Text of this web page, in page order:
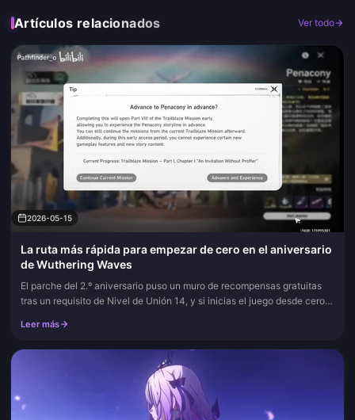
Artículos relacionados Ver todo
2026-05-15
La ruta más rápida para empezar de cero en el aniversario
de Wuthering Waves
El parche del 2.º aniversario puso un muro de recompensas gratuitas
tras un requisito de Nivel de Unión 14, y si inicias el juego desde cero
Leer más